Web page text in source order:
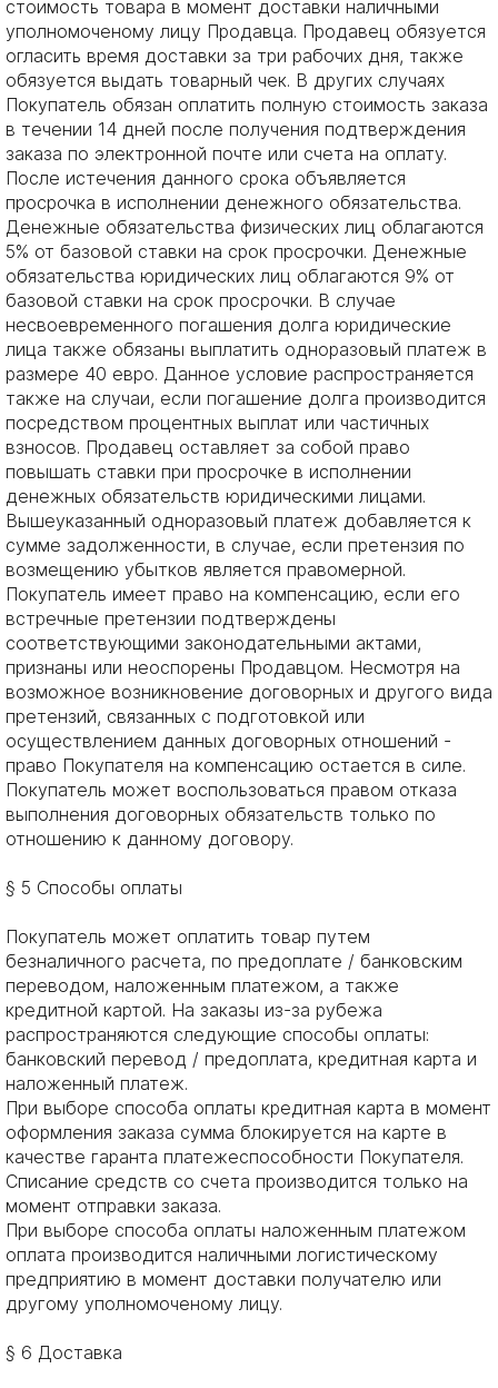
стоимость товара в момент доставки наличными
уполномоченому лицу Продавца. Продавец обязуется
огласить время доставки за три рабочих дня, также
обязуется выдать товарный чек. В других случаях
Покупатель обязан оплатить полную стоимость заказа
в течении 14 дней после получения подтверждения
заказа по электронной почте или счета на оплату.
После истечения данного срока объявляется
просрочка в исполнении денежного обязательства.
Денежные обязательства физических лиц облагаются
5% от базовой ставки на срок просрочки. Денежные
обязательства юридических лиц облагаются 9% от
базовой ставки на срок просрочки. В случае
несвоевременного погашения долга юридические
лица также обязаны выплатить одноразовый платеж в
размере 40 евро. Данное условие распространяется
также на случаи, если погашение долга производится
посредством процентных выплат или частичных
взносов. Продавец оставляет за собой право
повышать ставки при просрочке в исполнении
денежных обязательств юридическими лицами.
Вышеуказанный одноразовый платеж добавляется к
сумме задолженности, в случае, если претензия по
возмещению убытков является правомерной.
Покупатель имеет право на компенсацию, если его
встречные претензии подтверждены
соответствующими законодательными актами,
признаны или неоспорены Продавцом. Несмотря на
возможное возникновение договорных и другого вида
претензий, связанных с подготовкой или
осуществлением данных договорных отношений -
право Покупателя на компенсацию остается в силе.
Покупатель может воспользоваться правом отказа
выполнения договорных обязательств только по
отношению к данному договору.
§ 5 Способы оплаты
Покупатель может оплатить товар путем
безналичного расчета, по предоплате / банковским
переводом, наложенным платежом, а также
кредитной картой. На заказы из-за рубежа
распространяются следующие способы оплаты:
банковский перевод / предоплата, кредитная карта и
наложенный платеж.
При выборе способа оплаты кредитная карта в момент
оформления заказа сумма блокируется на карте в
качестве гаранта платежеспособности Покупателя.
Списание средств со счета производится только на
момент отправки заказа.
При выборе способа оплаты наложенным платежом
оплата производится наличными логистическому
предприятию в момент доставки получателю или
другому уполномоченому лицу.
§ 6 Доставка